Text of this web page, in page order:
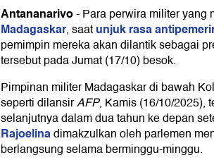
Antananarivo-Para perwira militer yang
Madagaskar, saatunjuk rasa
pemimpin mereka akan dilantik sebagai
tersebut pada Jumat (17/10) besok.
Pimpinan militer Madagaskar di bawah
seperti dilansirAFP, Kamis (16/10/2025),
selanjutnya dalam dua tahun ke depan
Rajoelinadimakzulkan oleh parlemen
berlangsung selama berminggu-minggu.